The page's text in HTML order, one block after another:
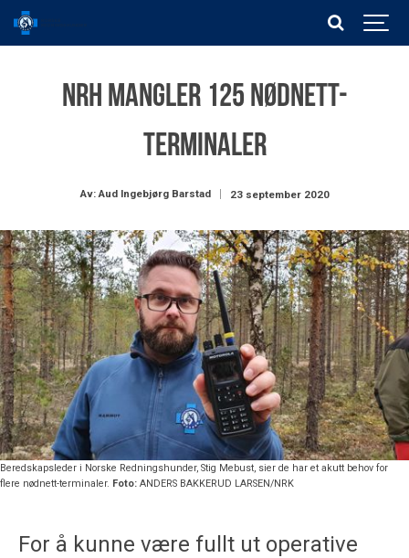
NRH mangler 125 nødnett-
terminaler
Av: Aud Ingebjørg Barstad 23 september 2020
Beredskapsleder i Norske Redningshunder, Stig Mebust, sier de har et akutt behov for
flere nødnett-terminaler. Foto: ANDERS BAKKERUD LARSEN/NRK
For å kunne være fullt ut operative